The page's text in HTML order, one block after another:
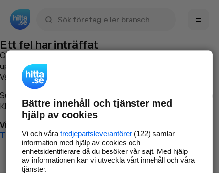
Ett fel har inträffat
Om du vill kan du
uppstod så att vi lättare och snabbare kan avhjälpa det.
Vänligen försök med följande:
Surfa till
Klicka påTillbaka-knappen i webbläsaren och försök igen
Vi beklagar besväret!
Till startsidan
Bättre innehåll och tjänster med
hjälp av cookies
Vi och våra tredjepartsleverantörer(122) samlar
information med hjälp av cookies och
enhetsidentifierare då du besöker vår sajt. Med hjälp
av informationen kan vi utveckla vårt innehåll och våra
tjänster.